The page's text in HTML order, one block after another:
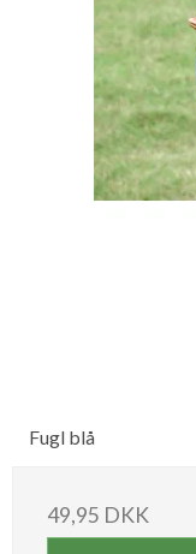
Fugl blå
49,95 DKK